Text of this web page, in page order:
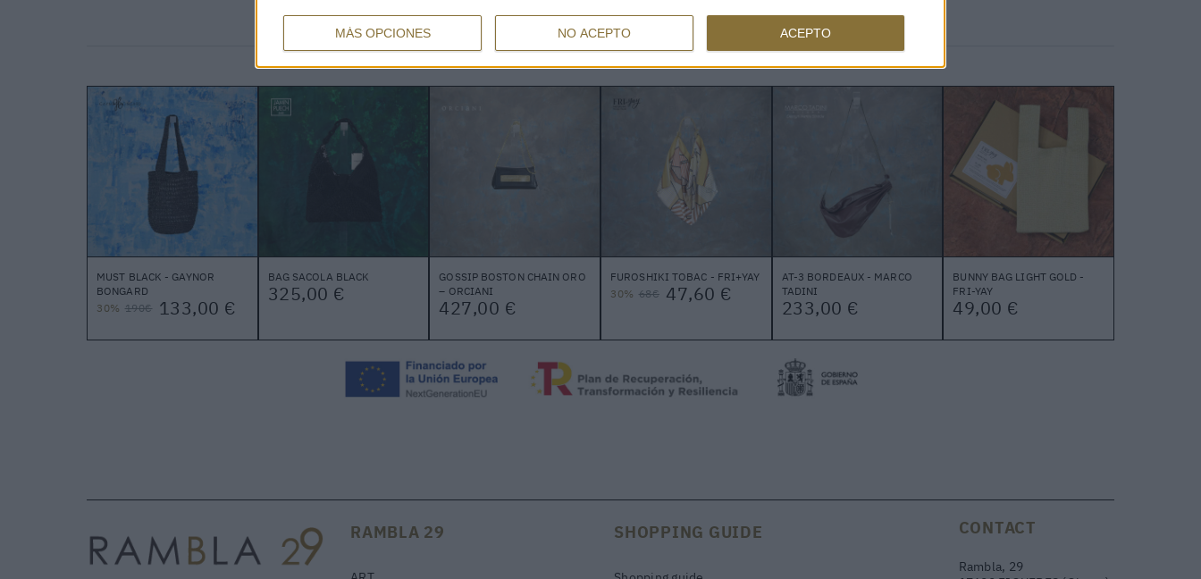
MÁS OPCIONES NO ACEPTO ACEPTO
YOU CAN ALSO BE INTERESTED
MUST BLACK - GAYNOR
BONGARD
30% 190€ 133,00 €
BAG SACOLA BLACK
325,00 €
GOSSIP BOSTON CHAIN ORO
– ORCIANI
427,00 €
FUROSHIKI TOBAC - FRI+YAY
30% 68€ 47,60 €
AT-3 BORDEAUX - MARCO
TADINI
233,00 €
BUNNY BAG LIGHT GOLD -
FRI-YAY
49,00 €
RAMBLA 29 SHOPPING GUIDE CONTACT
Rambla, 29